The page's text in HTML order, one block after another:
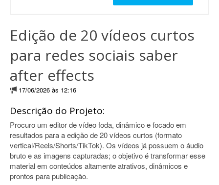
Edição de 20 vídeos curtos
para redes sociais saber
after effects
17/06/2026 às 12:16
Descrição do Projeto:
Procuro um editor de vídeo foda, dinâmico e focado em
resultados para a edição de 20 vídeos curtos (formato
vertical/Reels/Shorts/TikTok). Os vídeos já possuem o áudio
bruto e as imagens capturadas; o objetivo é transformar esse
material em conteúdos altamente atrativos, dinâmicos e
prontos para publicação.